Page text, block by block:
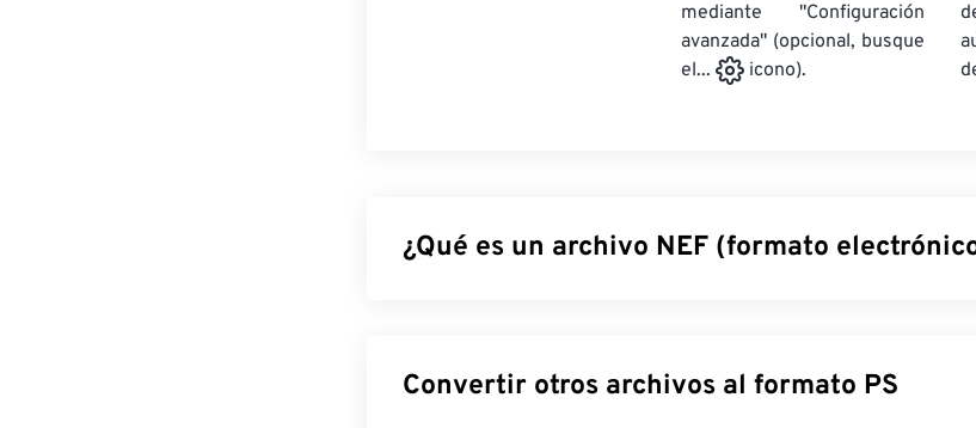
mediante "Configuración
avanzada" (opcional, busque
el...
icono).
¿Qué es un archivo NEF (formato
la imagen capturada por el sensor de la cámara, como los datos de
tomar la foto y los ajustes establecidos al momento de la captura.
Convertir otros archivos al formato PS